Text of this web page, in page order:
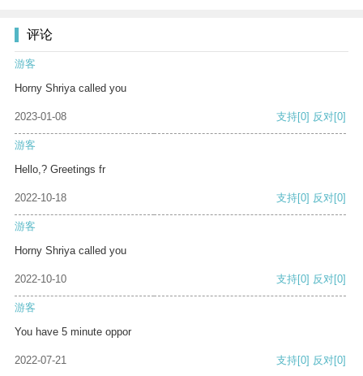
评论
游客
Horny Shriya called you
2023-01-08 支持[0] 反对[0]
游客
Hello,? Greetings fr
2022-10-18 支持[0] 反对[0]
游客
Horny Shriya called you
2022-10-10 支持[0] 反对[0]
游客
You have 5 minute oppor
2022-07-21 支持[0] 反对[0]